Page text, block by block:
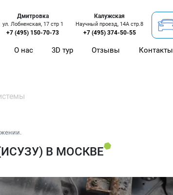
Дмитровка
ул. Лобненская, 17 стр 1
+7 (495) 150-70-73
Калужская
Научный проезд, 14А стр.8
+7 (495) 374-50-55
О нас 3D тур Отзывы Контакты
В МОСКВЕ